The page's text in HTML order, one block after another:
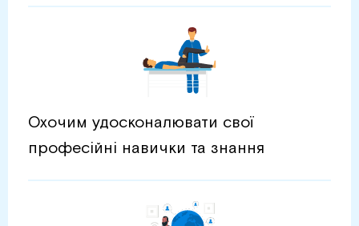
Охочим удосконалювати свої
професійні навички та знання